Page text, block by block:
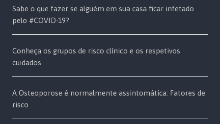
Sabe o que fazer se alguém em sua casa ficar infetado
pelo #COVID-19?
Conheça os grupos de risco clínico e os respetivos
cuidados
A Osteoporose é normalmente assintomática: Fatores de
risco